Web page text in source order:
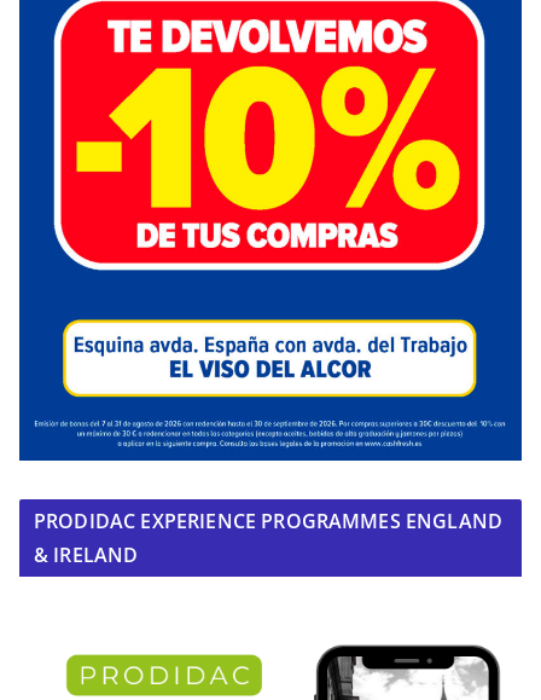
PRODIDAC EXPERIENCE PROGRAMMES ENGLAND
& IRELAND